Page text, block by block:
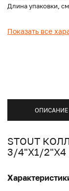
Длина упаковки, см
Показать все
ОПИСАНИЕ
STOUT
3/4"Х1/